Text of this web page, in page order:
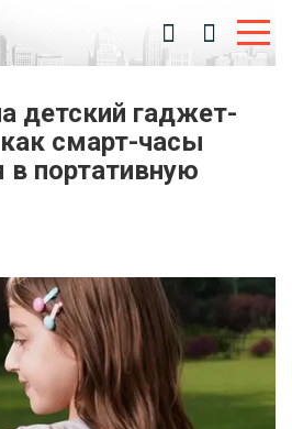
детский гаджет-
смарт-часы
портативную